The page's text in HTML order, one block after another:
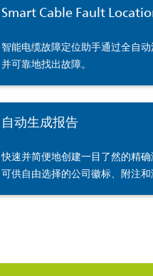
Smart Cable Fault
智能电缆故障定位助手通过全自
并可靠地找出故障。
自动生成报告
快速并简便地创建一目了然的精
可供自由选择的公司徽标、附注和